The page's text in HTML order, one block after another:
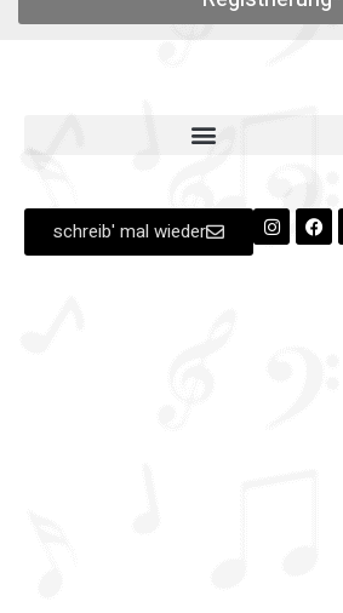
schreib' mal wieder